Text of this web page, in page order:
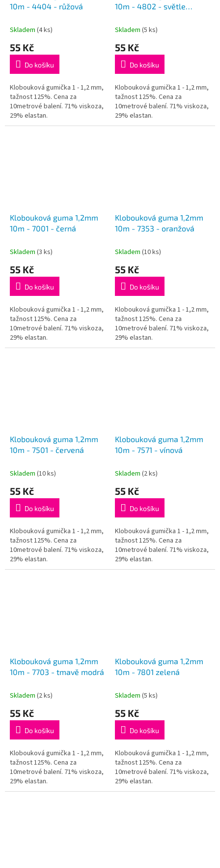
10m - 4404 - růžová
Skladem (4 ks)
55 Kč
Do košíku
Klobouková gumička 1 - 1,2 mm,
tažnost 125%. Cena za
10metrové balení. 71% viskoza,
29% elastan.
10m - 4802 - světle
Skladem (5 ks)
55 Kč
Do košíku
Klobouková gumička 1 - 1,2 mm,
tažnost 125%. Cena za
10metrové balení. 71% viskoza,
29% elastan.
Klobouková guma 1,2mm
10m - 7001 - černá
Skladem (3 ks)
55 Kč
Do košíku
Klobouková gumička 1 - 1,2 mm,
tažnost 125%. Cena za
10metrové balení. 71% viskoza,
29% elastan.
Klobouková guma 1,2mm
10m - 7353 - oranžová
Skladem (10 ks)
55 Kč
Do košíku
Klobouková gumička 1 - 1,2 mm,
tažnost 125%. Cena za
10metrové balení. 71% viskoza,
29% elastan.
Klobouková guma 1,2mm
10m - 7501 - červená
Skladem (10 ks)
55 Kč
Do košíku
Klobouková gumička 1 - 1,2 mm,
tažnost 125%. Cena za
10metrové balení. 71% viskoza,
29% elastan.
Klobouková guma 1,2mm
10m - 7571 - vínová
Skladem (2 ks)
55 Kč
Do košíku
Klobouková gumička 1 - 1,2 mm,
tažnost 125%. Cena za
10metrové balení. 71% viskoza,
29% elastan.
Klobouková guma 1,2mm
10m - 7703 - tmavě modrá
Skladem (2 ks)
55 Kč
Do košíku
Klobouková gumička 1 - 1,2 mm,
tažnost 125%. Cena za
10metrové balení. 71% viskoza,
29% elastan.
Klobouková guma 1,2mm
10m - 7801 zelená
Skladem (5 ks)
55 Kč
Do košíku
Klobouková gumička 1 - 1,2 mm,
tažnost 125%. Cena za
10metrové balení. 71% viskoza,
29% elastan.